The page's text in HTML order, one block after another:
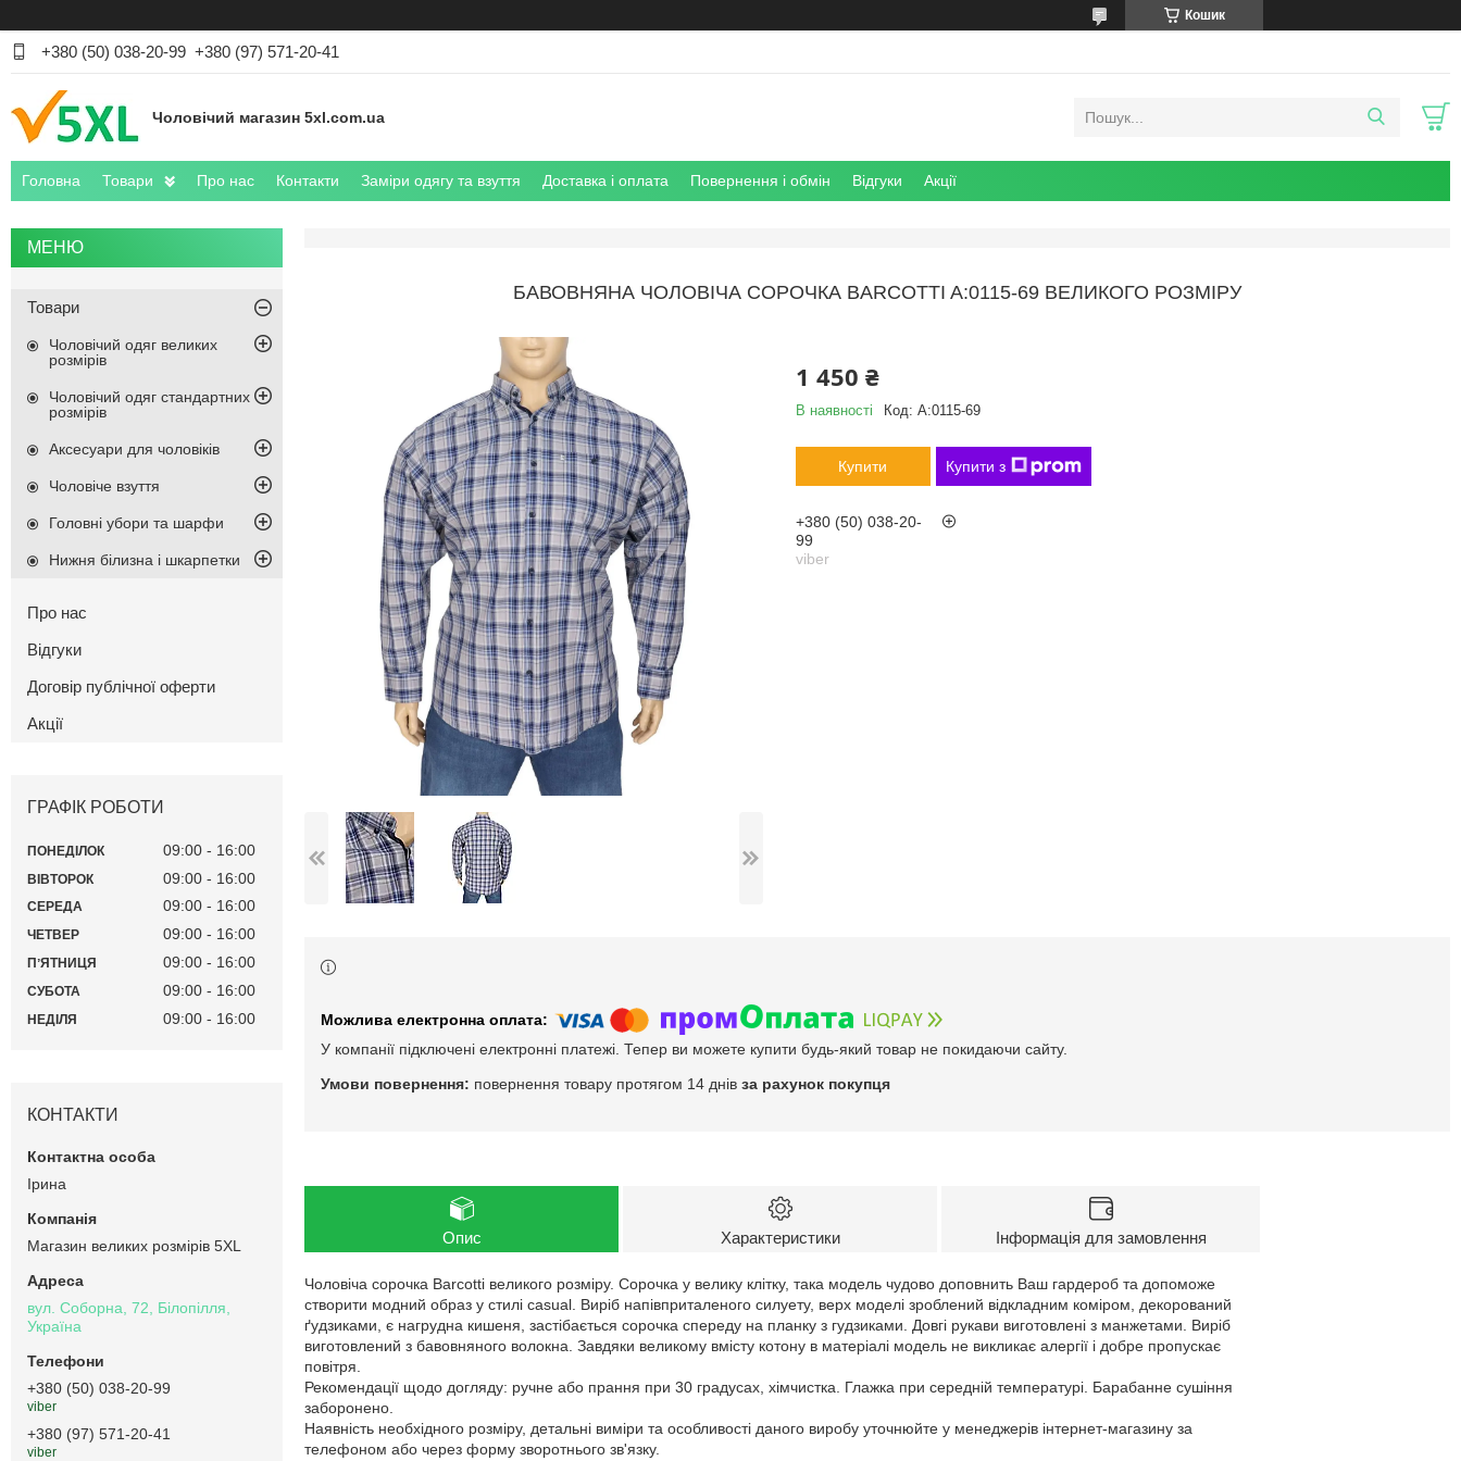
Кошик
+380 (50) 038-20-99 +380 (97) 571-20-41
Чоловічий магазин 5xl.com.ua
Головна Товари Про нас Контакти Заміри одягу та взуття Доставка і оплата Повернення і обмін Відгуки Акції
БАВОВНЯНА ЧОЛОВІЧА СОРОЧКА BARCOTTI A:0115-69 ВЕЛИКОГО РОЗМІРУ
1 450 ₴
В наявності Код: A:0115-69
Купити Купити з
+380 (50) 038-20-
99
viber
У компанії підключені електронні платежі. Тепер ви можете купити будь-який товар не покидаючи сайту.
повернення товару протягом 14 днів за рахунок покупця
Опис Характеристики Інформація для замовлення
Чоловіча сорочка Barcotti великого розміру. Сорочка у велику клітку, така модель чудово доповнить Ваш гардероб та допоможе
створити модний образ у стилі casual. Виріб напівприталеного силуету, верх моделі зроблений відкладним коміром, декорований
ґудзиками, є нагрудна кишеня, застібається сорочка спереду на планку з гудзиками. Довгі рукави виготовлені з манжетами. Виріб
виготовлений з бавовняного волокна. Завдяки великому вмісту котону в матеріалі модель не викликає алергії і добре пропускає
повітря.
Рекомендації щодо догляду: ручне або прання при 30 градусах, хімчистка. Глажка при середній температурі. Барабанне сушіння
заборонено.
Наявність необхідного розміру, детальні виміри та особливості даного виробу уточнюйте у менеджерів інтернет-магазину за
телефоном або через форму зворотнього зв'язку.
Товари
Чоловічий одяг великих
розмірів
Чоловічий одяг стандартних
розмірів
Аксесуари для чоловіків
Чоловіче взуття
Головні убори та шарфи
Нижня білизна і шкарпетки
Про нас
Відгуки
Договір публічної оферти
Акції
ГРАФІК РОБОТИ
ПОНЕДІЛОК 09:00 16:00
ВІВТОРОК 09:00 16:00
СЕРЕДА 09:00 16:00
ЧЕТВЕР 09:00 16:00
ПʼЯТНИЦЯ 09:00 16:00
СУБОТА 09:00 16:00
НЕДІЛЯ 09:00 16:00
КОНТАКТИ
Ірина
Магазин великих розмірів 5XL
вул. Соборна, 72, Білопілля,
Україна
+380 (50) 038-20-99
viber
+380 (97) 571-20-41
viber